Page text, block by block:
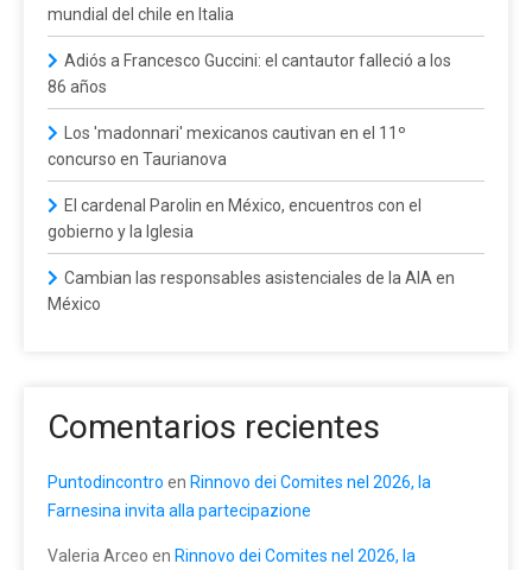
mundial del chile en Italia
Adiós a Francesco Guccini: el cantautor falleció a los
86 años
Los 'madonnari' mexicanos cautivan en el 11º
concurso en Taurianova
El cardenal Parolin en México, encuentros con el
gobierno y la Iglesia
Cambian las responsables asistenciales de la AIA en
México
Comentarios recientes
Puntodincontro en Rinnovo dei Comites nel 2026, la
Farnesina invita alla partecipazione
Valeria Arceo en Rinnovo dei Comites nel 2026, la